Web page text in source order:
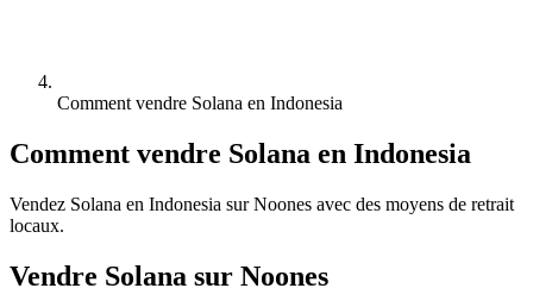
Comment vendre Solana en Indonesia
Comment vendre Solana en Indonesia
Vendez Solana en Indonesia sur Noones avec des moyens de retrait
locaux.
Vendre Solana sur Noones